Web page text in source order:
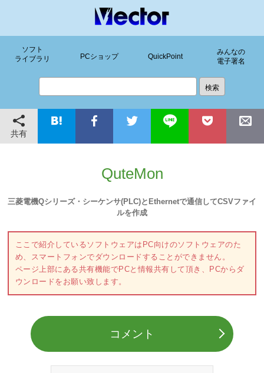
ソフト
ライブラリ
PCショップ QuickPoint
みんなの
電子署名
共有
QuteMon
三菱電機Qシリーズ・シーケンサ(PLC)とEthernetで通信してCSVファイ
ルを作成
ここで紹介しているソフトウェアはPC向けのソフトウェアのた
め、スマートフォンでダウンロードすることができません。
ページ上部にある共有機能でPCと情報共有して頂き、PCからダ
ウンロードをお願い致します。
コメント